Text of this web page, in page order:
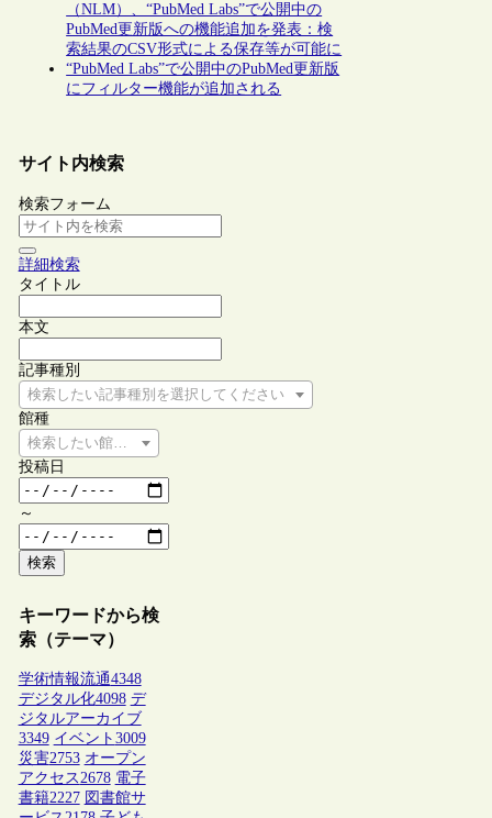
（NLM）、“PubMed Labs”で公開中の
PubMed更新版への機能追加を発表：検
索結果のCSV形式による保存等が可能に
“PubMed Labs”で公開中のPubMed更新版
にフィルター機能が追加される
サイト内検索
検索フォーム
詳細検索
タイトル
本文
記事種別
検索したい記事種別を選択してください
館種
検索したい館種を選択してください
投稿日
～
検索
キーワードから検
索（テーマ）
学術情報流通4348
デジタル化4098 デ
ジタルアーカイブ
3349 イベント 3009
災害2753 オープン
アクセス2678 電子
書籍2227 図書館サ